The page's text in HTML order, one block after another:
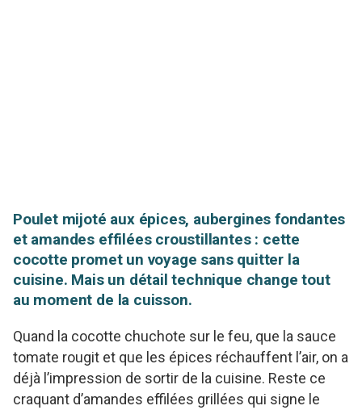
Poulet mijoté aux épices, aubergines fondantes
et amandes effilées croustillantes : cette
cocotte promet un voyage sans quitter la
cuisine. Mais un détail technique change tout
au moment de la cuisson.
Quand la cocotte chuchote sur le feu, que la sauce
tomate rougit et que les épices réchauffent l’air, on a
déjà l’impression de sortir de la cuisine. Reste ce
craquant d’amandes effilées grillées qui signe le